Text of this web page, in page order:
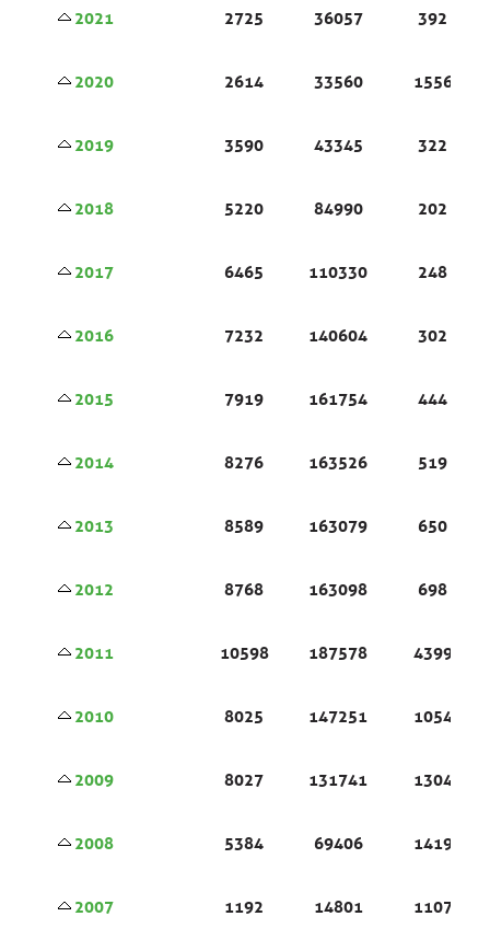
2021 2725 36057 392
2020 2614 33560 1556
2019 3590 43345 322
2018 5220 84990 202
2017 6465 110330 248
2016 7232 140604 302
2015 7919 161754 444
2014 8276 163526 519
2013 8589 163079 650
2012 8768 163098 698
2011 10598 187578 4399
2010 8025 147251 1054
2009 8027 131741 1304
2008 5384 69406 1419
2007 1192 14801 1107